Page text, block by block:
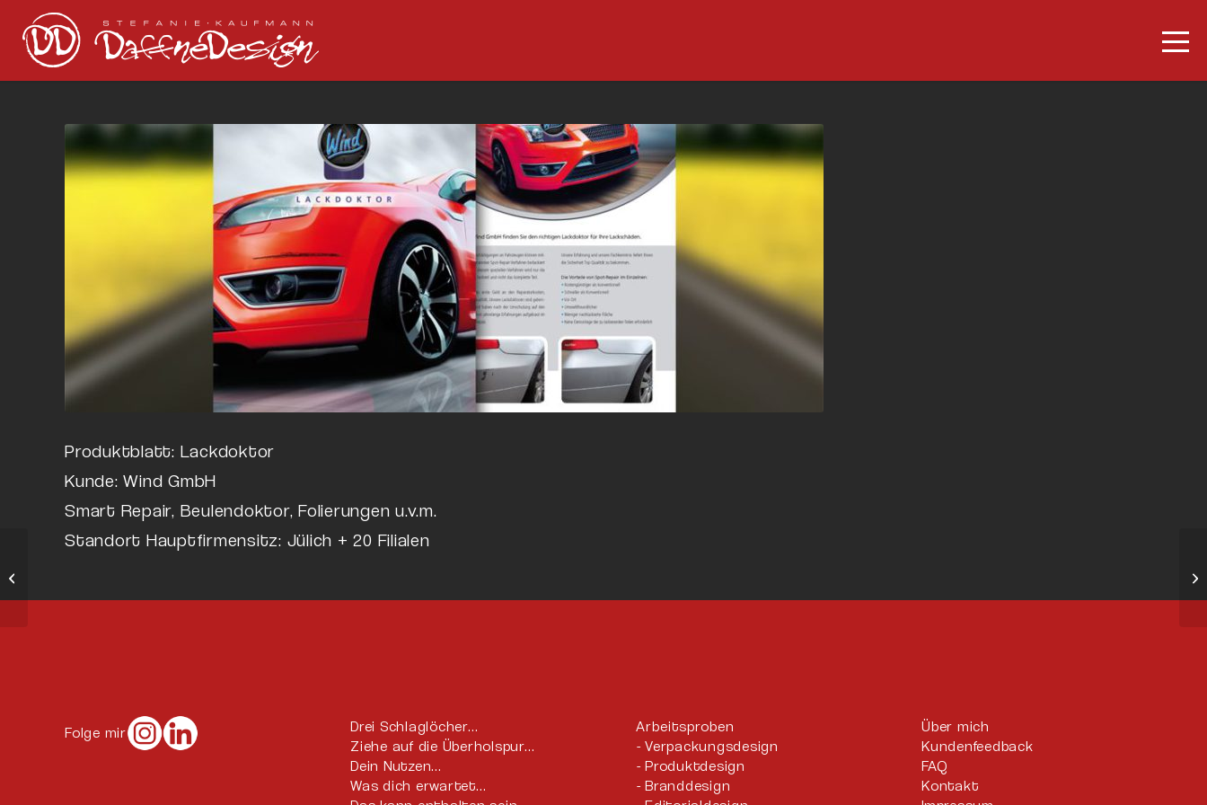
Produktblatt: Lackdoktor
Kunde: Wind GmbH
Smart Repair, Beulendoktor, Folierungen u.v.m.
Standort Hauptfirmensitz: Jülich + 20 Filialen
Folge mir
Drei Schlaglöcher…
Ziehe auf die Überholspur…
Dein Nutzen…
Was dich erwartet…
Arbeitsproben
Verpackungsdesign
Produktdesign
Branddesign
Über mich
Kundenfeedback
FAQ
Kontakt